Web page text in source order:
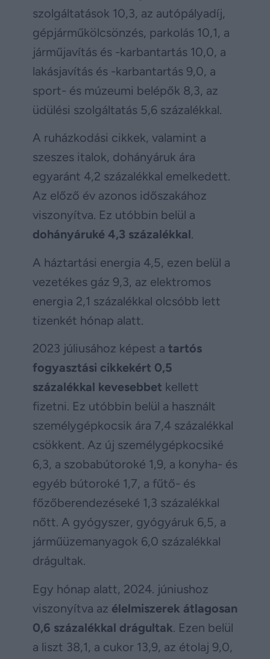
szolgáltatások 10,3, az autópályadíj,
gépjárműkölcsönzés, parkolás 10,1, a
járműjavítás és -karbantartás 10,0, a
lakásjavítás és -karbantartás 9,0, a
sport- és múzeumi belépők 8,3, az
üdülési szolgáltatás 5,6 százalékkal.
A ruházkodási cikkek, valamint a
szeszes italok, dohányáruk ára
egyaránt 4,2 százalékkal emelkedett.
Az előző év azonos időszakához
viszonyítva. Ez utóbbin belül a
dohányáruké 4,3 százalékkal.
A háztartási energia 4,5, ezen belül a
vezetékes gáz 9,3, az elektromos
energia 2,1 százalékkal olcsóbb lett
tizenkét hónap alatt.
2023 júliusához képest a tartós
fogyasztási cikkekért 0,5
százalékkal kevesebbet kellett
fizetni. Ez utóbbin belül a használt
személygépkocsik ára 7,4 százalékkal
csökkent. Az új személygépkocsiké
6,3, a szobabútoroké 1,9, a konyha- és
egyéb bútoroké 1,7, a fűtő- és
főzőberendezéseké 1,3 százalékkal
nőtt. A gyógyszer, gyógyáruk 6,5, a
járműüzemanyagok 6,0 százalékkal
drágultak.
Egy hónap alatt, 2024. júniushoz
viszonyítva az élelmiszerek átlagosan
0,6 százalékkal drágultak. Ezen belül
a liszt 38,1, a cukor 13,9, az étolaj 9,0,